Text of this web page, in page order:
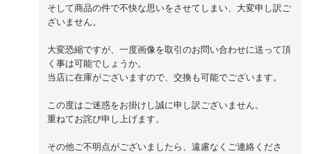
そして商品の件で不快な思いをさせてしまい、大変申し訳ご
ざいません。
大変恐縮ですが、一度画像を取引のお問い合わせに送って頂
く事は可能でしょうか。
当店に在庫がございますので、交換も可能でございます。
この度はご迷惑をお掛けし誠に申し訳ございません。
重ねてお詫び申し上げます。
その他ご不明点がございましたら、遠慮なくご連絡くださ